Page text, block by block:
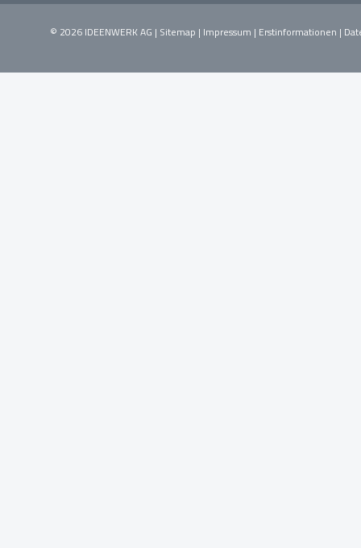
© 2026 IDEENWERK AG | Sitemap | Impressum | Erstinformationen |